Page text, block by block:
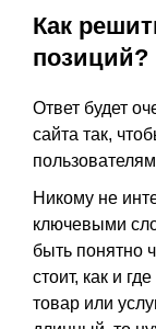
Как
позиций?
Ответ будет
сайта так,
Никому не
ключевыми
быть понятно
стоит, как и
товар или